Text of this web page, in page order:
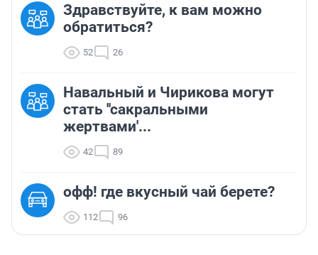
Здравствуйте, к вам можно
обратиться?
52 26
Навальный и Чирикова могут
стать ''сакральными
жертвами'...
42 89
офф! где вкусный чай берете?
112 96